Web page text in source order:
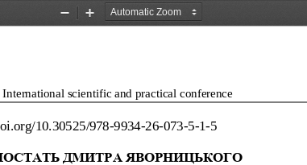
Zoom
Zoom
International scientific and practical conference
.org/10.30525/978-9934-26-073-5-1-5
ДМИТРА ЯВОРНИЦЬКОГО